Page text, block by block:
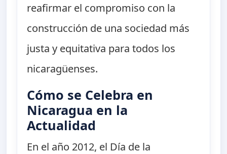
reafirmar el compromiso con la
construcción de una sociedad más
justa y equitativa para todos los
nicaragüenses.
Cómo se Celebra en
Nicaragua en la
Actualidad
En el año 2012, el Día de la